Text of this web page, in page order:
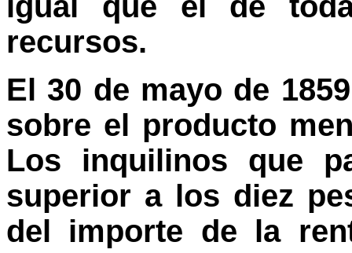
recursos.
El 30 de mayo de
sobre el producto
Los inquilinos que
superior a los diez
del importe de la